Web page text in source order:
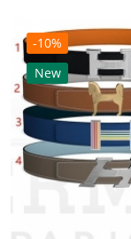
-10%
New